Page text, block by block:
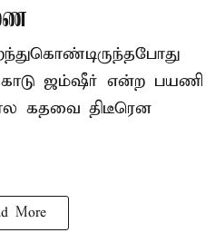
ஜம்ஷீர் என்ற பயணி
கதவை திடீரென
More